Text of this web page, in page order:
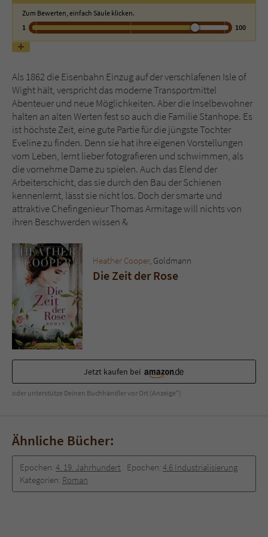
Zum Bewerten, einfach Säule klicken.
1
100
Als 1862 die Eisenbahn Einzug auf der verschlafenen Isle of
Wight hält, verspricht das moderne Transportmittel
Abenteuer und neue Möglichkeiten. Aber die Inselbewohner
halten an alten Werten fest so auch die Familie Stanhope. Es
ist höchste Zeit, eine gute Partie für die jüngste Tochter
Eveline zu finden. Denn sie hat ihre eigenen Vorstellungen
vom Leben, lernt lieber fotografieren und schwimmen, als
die vornehme Dame zu spielen. Auch das Elend der
Arbeiterschicht, das sie durch den Bau der Schienen
kennenlernt, lässt sie nicht los. Doch der smarte und
attraktive Chefingenieur Thomas Armitage will nichts von
ihren Beschwerden wissen &
Heather Cooper, Goldmann
Die Zeit der Rose
Jetzt kaufen bei
oder unterstütze Deinen Buchhändler vor Ort (Anzeige*)
Ähnliche Bücher:
Epochen: 4. 19. Jahrhundert Epochen: 4.6 Industrialisierung
Kategorien: Roman
Name tx_pwcomments_ahash
Laufzeit 1 Jahr
Zweck Cookie für Kommentare einzelner Buchtitel
Name fe_typo_user
Anbieter Literatur-Couch Medien GmbH & Co. KG
Laufzeit Session
Zweck
Benutzer. Es wird benötigt um z. B. den
Sicherheitscode des Kontaktformulars zu